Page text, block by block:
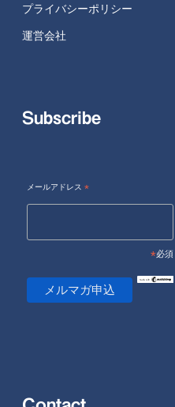
プライバシーポリシー
運営会社
Subscribe
メールアドレス *
*必須